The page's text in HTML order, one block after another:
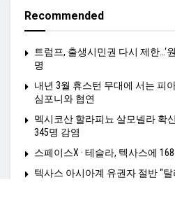
Recommended
트럼프, 출생시민권 다시 제한…‘
명
내년 3월 휴스턴 무대에 서는 피
심포니와 협연
멕시코산 할라피뇨 살모넬라 확
345명 감염
스페이스X · 테슬라, 텍사스에
텍사스 아시아계 유권자 절반 “